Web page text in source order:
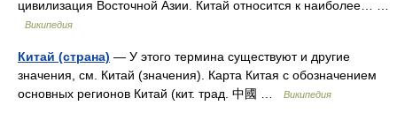
цивилизация Восточной Азии. Китай относится к наиболее… …
Википедия
Китай (страна) — У этого термина существуют и другие
значения, см. Китай (значения). Карта Китая с обозначением
основных регионов Китай (кит. трад. 中國 …
Википедия